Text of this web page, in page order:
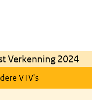
Verkenning 2024
VTV's